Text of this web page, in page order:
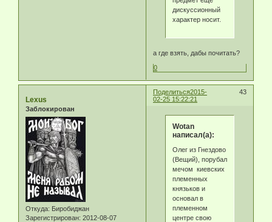
дискуссионный
характер носит.
а где взять, дабы почитать?
0
Поделиться 43
2015-
02-25 15:22:21
Lexus
Заблокирован
Откуда: Биробиджан
Зарегистрирован: 2012-08-07
Wotan
написал(а):
Олег из Гнездово
(Вещий), порубал
мечом киевских
племенных
князьков и
основал в
племенном
центре свою